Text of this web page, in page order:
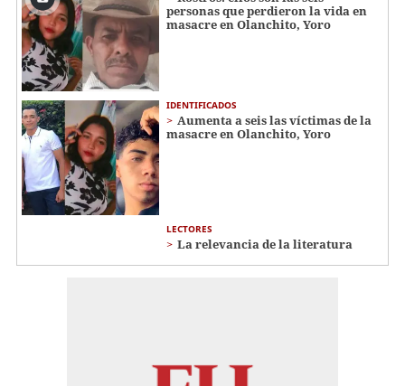
personas que perdieron la vida en
masacre en Olanchito, Yoro
IDENTIFICADOS
Aumenta a seis las víctimas de la
masacre en Olanchito, Yoro
LECTORES
La relevancia de la literatura